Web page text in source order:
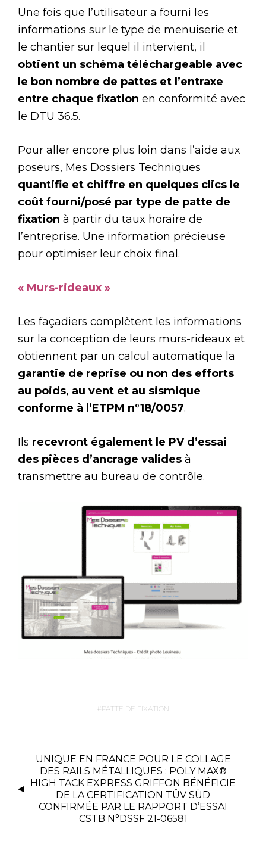
Une fois que l’utilisateur a fourni les
informations sur le type de menuiserie et
le chantier sur lequel il intervient, il
obtient un schéma téléchargeable avec
le bon nombre de pattes et l’entraxe
entre chaque fixation en conformité avec
le DTU 36.5.
Pour aller encore plus loin dans l’aide aux
poseurs, Mes Dossiers Techniques
quantifie et chiffre en quelques clics le
coût fourni/posé par type de patte de
fixation à partir du taux horaire de
l’entreprise. Une information précieuse
pour optimiser leur choix final.
« Murs-rideaux »
Les façadiers complètent les informations
sur la conception de leurs murs-rideaux et
obtiennent par un calcul automatique la
garantie de reprise ou non des efforts
au poids, au vent et au sismique
conforme à l’ETPM n°18/0057.
Ils recevront également le PV d’essai
des pièces d’ancrage valides à
transmettre au bureau de contrôle.
PATTE DE FIXATION
UNIQUE EN FRANCE POUR LE COLLAGE
DES RAILS MÉTALLIQUES : POLY MAX®
HIGH TACK EXPRESS GRIFFON BÉNÉFICIE
DE LA CERTIFICATION TÜV SÜD
CONFIRMÉE PAR LE RAPPORT D’ESSAI
CSTB N°DSSF 21-06581